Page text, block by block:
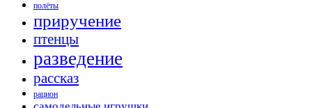
полёты
приручение
птенцы
разведение
рассказ
рацион